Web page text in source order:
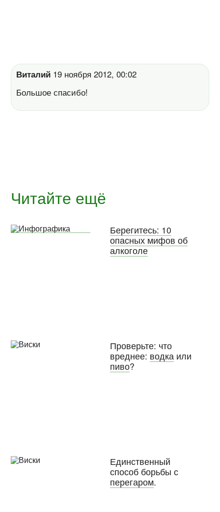
Виталий 19 ноября 2012, 00:02
Большое спасибо!
Читайте ещё
Берегитесь: 10
опасных мифов об
алкоголе
Проверьте: что
вреднее: водкаили
пиво?
Единственный
способ борьбы с
перегаром.